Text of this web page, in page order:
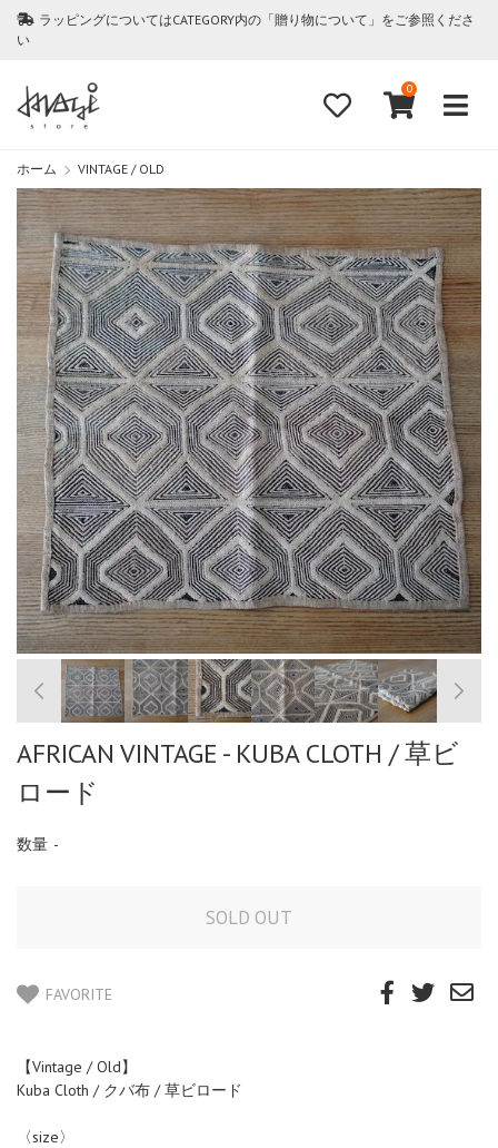
ラッピングについてはCATEGORY内の「贈り物について」をご参照くださ
い
0
ホーム VINTAGE / OLD
AFRICAN VINTAGE - KUBA CLOTH / 草ビ
ロード
数量 -
FAVORITE
【Vintage / Old】
Kuba Cloth / クバ布 / 草ビロード
〈size〉